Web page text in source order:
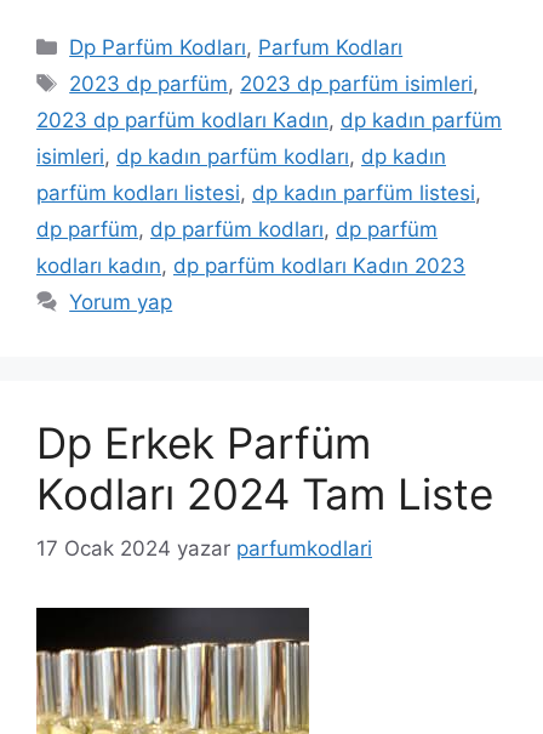
Kategoriler
Dp Parfüm Kodları, Parfum Kodları
Etiketler
2023 dp parfüm, 2023 dp parfüm isimleri,
2023 dp parfüm kodları Kadın, dp kadın parfüm
isimleri, dp kadın parfüm kodları, dp kadın
parfüm kodları listesi, dp kadın parfüm listesi,
dp parfüm, dp parfüm kodları, dp parfüm
kodları kadın, dp parfüm kodları Kadın 2023
Yorum yap
Dp Erkek Parfüm
Kodları 2024 Tam Liste
17 Ocak 2024 yazar parfumkodlari